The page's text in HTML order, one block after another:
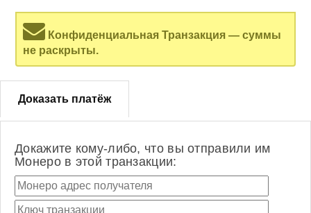
Конфиденциальная Транзакция — суммы
не раскрыты.
Доказать платёж
Докажите кому-либо, что вы отправили им
Монеро в этой транзакции: